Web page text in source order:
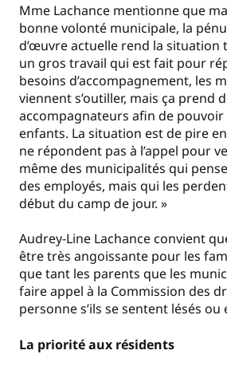
Mme Lachance mentionne que
bonne volonté municipale, la
d’œuvre actuelle rend la situation
un gros travail qui est fait pour
besoins d’accompagnement, les
viennent s’outiller, mais ça prend
accompagnateurs afin de
enfants. La situation est de pire
ne répondent pas à l’appel pour
même des municipalités qui
des employés, mais qui les
début du camp de jour. »
Audrey-Line Lachance convient
être très angoissante pour les
que tant les parents que les
faire appel à la Commission des
personne s’ils se sentent lésés ou
La priorité aux résidents